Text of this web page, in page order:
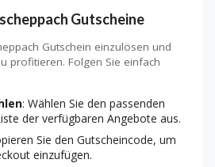
Gutscheine
Gutschein einzulösen und
profitieren. Folgen Sie einfach
: Wählen Sie den passenden
der verfügbaren Angebote aus.
Sie den Gutscheincode, um
einzufügen.